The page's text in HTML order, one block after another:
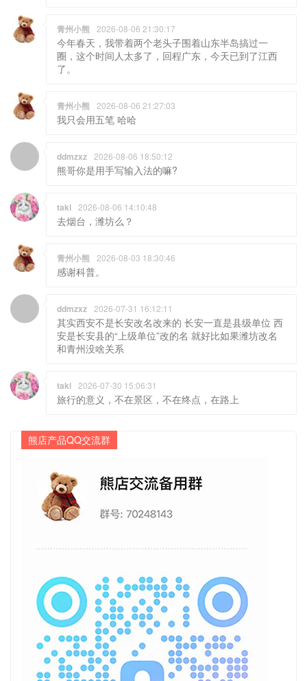
青州小熊 2026-08-06 21:30:17
今年春天，我带着两个老头子围着山东半岛搞过一
圈，这个时间人太多了，回程广东，今天已到了江西
了。
青州小熊 2026-08-06 21:27:03
我只会用五笔 哈哈
ddmzxz 2026-08-06 18:50:12
熊哥你是用手写输入法的嘛?
taki 2026-08-06 14:10:48
去烟台，潍坊么？
青州小熊 2026-08-03 18:30:46
感谢科普。
ddmzxz 2026-07-31 16:12:11
其实西安不是长安改名改来的 长安一直是县级单位 西
安是长安县的“上级单位”改的名 就好比如果潍坊改名
和青州没啥关系
taki 2026-07-30 15:06:31
旅行的意义，不在景区，不在终点，在路上
熊店产品QQ交流群